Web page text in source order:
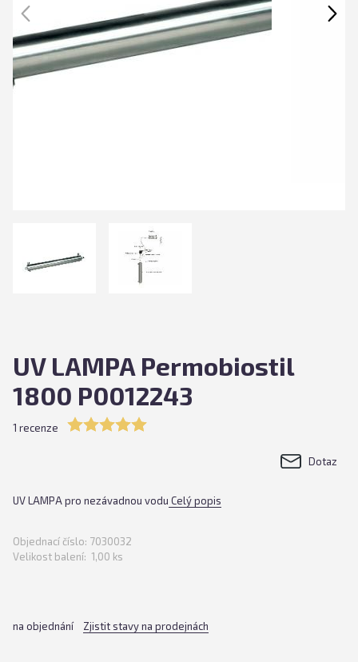
UV LAMPA Permobiostil
1800 P0012243
1 recenze
Dotaz
UV LAMPA pro nezávadnou vodu Celý popis
Objednací číslo: 7030032
Velikost balení: 1,00 ks
na objednání Zjistit stavy na prodejnách